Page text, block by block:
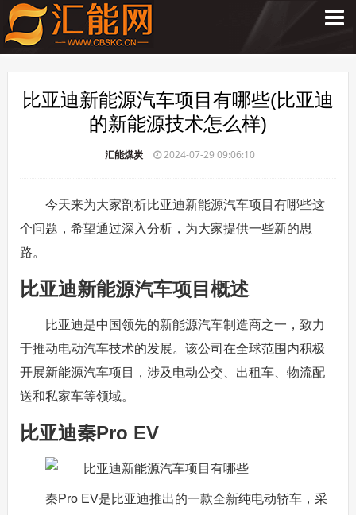
比亚迪新能源汽车项目有哪些(比亚迪
的新能源技术怎么样)
汇能煤炭 2024-07-29 09:06:10
今天来为大家剖析比亚迪新能源汽车项目有哪些这
个问题，希望通过深入分析，为大家提供一些新的思
路。
比亚迪新能源汽车项目概述
比亚迪是中国领先的新能源汽车制造商之一，致力
于推动电动汽车技术的发展。该公司在全球范围内积极
开展新能源汽车项目，涉及电动公交、出租车、物流配
送和私家车等领域。
比亚迪秦Pro EV
秦Pro EV是比亚迪推出的一款全新纯电动轿车，采